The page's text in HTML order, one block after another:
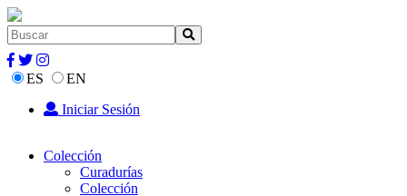
ES
EN
Iniciar Sesión
Colección
Curadurías
Colección